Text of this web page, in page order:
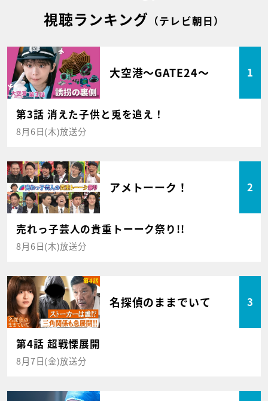
視聴ランキング （テレビ朝日）
大空港～GATE24～ 1
第3話 消えた子供と兎を追え！
8月6日(木)放送分
アメトーーク！ 2
売れっ子芸人の貴重トーーク祭り!!
8月6日(木)放送分
名探偵のままでいて 3
第4話 超戦慄展開
8月7日(金)放送分